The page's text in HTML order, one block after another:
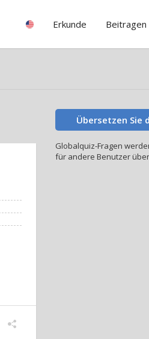
Erkunde Beitragen
Übersetzen Sie
Globalquiz-Fragen
für andere Benutzer